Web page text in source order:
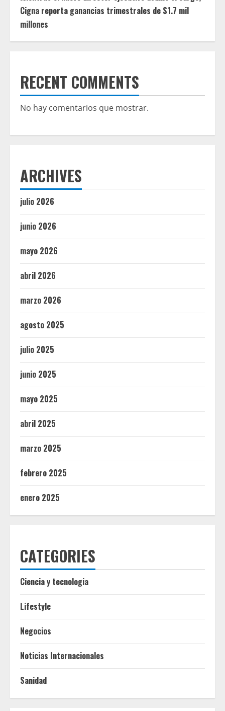
Cigna reporta ganancias trimestrales de $1.7 mil
millones
RECENT COMMENTS
No hay comentarios que mostrar.
ARCHIVES
julio 2026
junio 2026
mayo 2026
abril 2026
marzo 2026
agosto 2025
julio 2025
junio 2025
mayo 2025
abril 2025
marzo 2025
febrero 2025
enero 2025
CATEGORIES
Ciencia y tecnologia
Lifestyle
Negocios
Noticias Internacionales
Sanidad